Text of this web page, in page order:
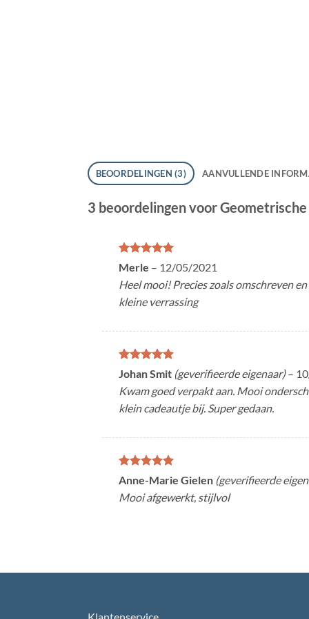
BEOORDELINGEN (3) AANVULLENDE
3 beoordelingen voor
Gewaardeerd
5 uit 5
Merle – 12/05/2021
Heel mooi! Precies zoals omschreven
kleine verrassing
Gewaardeerd
5 uit 5
Johan Smit (geverifieerde eigenaar) –
Kwam goed verpakt aan. Mooi
klein cadeautje bij. Super gedaan.
Gewaardeerd
5 uit 5
Anne-Marie Gielen (geverifieerde
Mooi afgewerkt, stijlvol